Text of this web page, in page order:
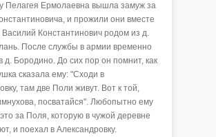
Пелагея Ермолаевна вышла замуж за
и прожили они вместе
Константинович родом из д.
После службы в армии временно
д. Бородино. До сих пор он помнит, как
сказала ему: "Сходи в
там две Поли живут. Вот к той,
посватайся". Любопытно ему
за Поля, которую в чужой деревне
и поехал в Александровку.